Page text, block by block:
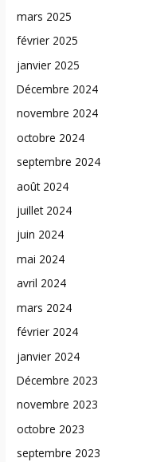
mars 2025
février 2025
janvier 2025
Décembre 2024
novembre 2024
octobre 2024
septembre 2024
août 2024
juillet 2024
juin 2024
mai 2024
avril 2024
mars 2024
février 2024
janvier 2024
Décembre 2023
novembre 2023
octobre 2023
septembre 2023